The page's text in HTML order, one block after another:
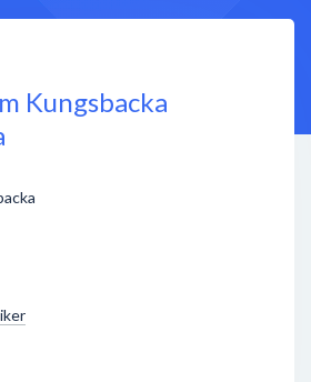
Kungsbacka